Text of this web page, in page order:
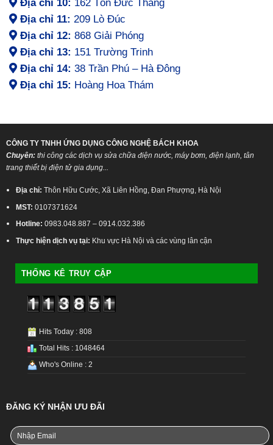
Địa chỉ 10: 162 Tôn Đức Thắng
Địa chỉ 11: 209 Lò Đúc
Địa chỉ 12: 868 Giải Phóng
Địa chỉ 13: 151 Trường Trinh
Địa chỉ 14: 38 Trần Phú – Hà Đông
Địa chỉ 15: Hoàng Hoa Thám
CÔNG TY TNHH ỨNG DỤNG CÔNG NGHỆ BÁCH KHOA
Chuyên: thi công các dịch vụ sửa chữa điện nước, máy bơm, điện lạnh, tân
trang thiết bị điện tử gia dụng...
Địa chỉ: Thôn Hữu Cước, Xã Liên Hồng, Đan Phượng, Hà Nội
MST: 0107371624
Hotline: 0983.048.887 – 0914.032.386
Thực hiện dịch vụ tại: Khu vực Hà Nội và các vùng lân cận
THỐNG KÊ TRUY CẬP
Hits Today : 808
Total Hits : 1048464
Who's Online : 2
ĐĂNG KÝ NHẬN ƯU ĐÃI